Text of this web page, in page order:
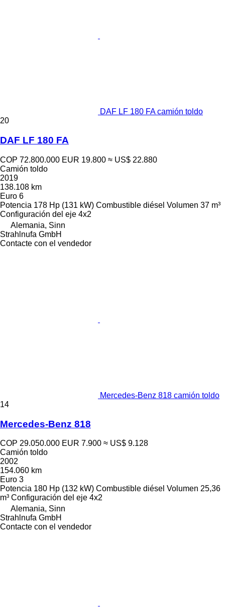
DAF LF 180 FA camión toldo
20
DAF LF 180 FA
COP 72.800.000 EUR 19.800 ≈ US$ 22.880
Camión toldo
2019
138.108 km
Euro 6
Potencia 178 Hp (131 kW) Combustible diésel Volumen 37 m³
Configuración del eje 4x2
Alemania, Sinn
Strahlnufa GmbH
Contacte con el vendedor
Mercedes-Benz 818 camión toldo
14
Mercedes-Benz 818
COP 29.050.000 EUR 7.900 ≈ US$ 9.128
Camión toldo
2002
154.060 km
Euro 3
Potencia 180 Hp (132 kW) Combustible diésel Volumen 25,36
m³ Configuración del eje 4x2
Alemania, Sinn
Strahlnufa GmbH
Contacte con el vendedor